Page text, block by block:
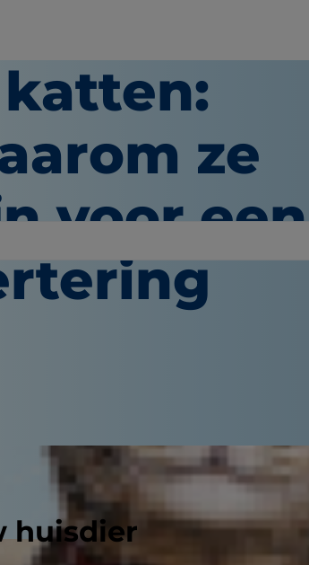
huisdier
ze
voor een